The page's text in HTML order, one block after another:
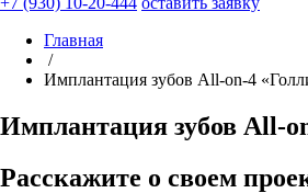
Главная
/
Имплантация зубов All-on-4
Имплантация зубов All-
Расскажите о своем